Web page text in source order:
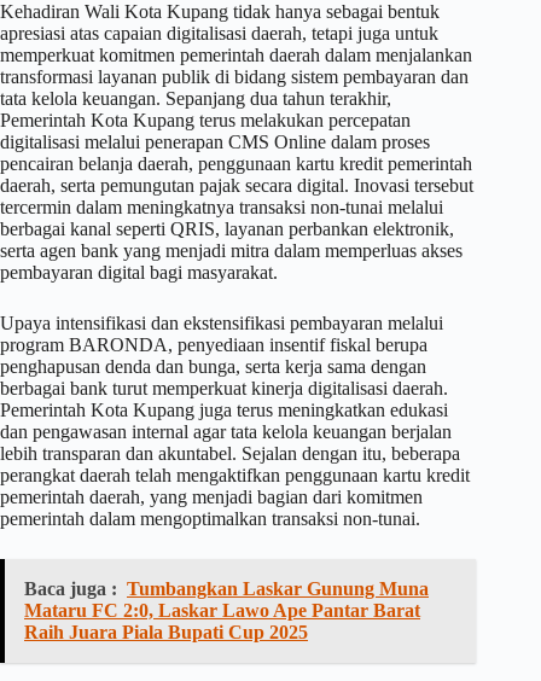
Kehadiran Wali Kota Kupang tidak hanya sebagai bentuk
apresiasi atas capaian digitalisasi daerah, tetapi juga untuk
memperkuat komitmen pemerintah daerah dalam menjalankan
transformasi layanan publik di bidang sistem pembayaran dan
tata kelola keuangan. Sepanjang dua tahun terakhir,
Pemerintah Kota Kupang terus melakukan percepatan
digitalisasi melalui penerapan CMS Online dalam proses
pencairan belanja daerah, penggunaan kartu kredit pemerintah
daerah, serta pemungutan pajak secara digital. Inovasi tersebut
tercermin dalam meningkatnya transaksi non-tunai melalui
berbagai kanal seperti QRIS, layanan perbankan elektronik,
serta agen bank yang menjadi mitra dalam memperluas akses
pembayaran digital bagi masyarakat.
Upaya intensifikasi dan ekstensifikasi pembayaran melalui
program BARONDA, penyediaan insentif fiskal berupa
penghapusan denda dan bunga, serta kerja sama dengan
berbagai bank turut memperkuat kinerja digitalisasi daerah.
Pemerintah Kota Kupang juga terus meningkatkan edukasi
dan pengawasan internal agar tata kelola keuangan berjalan
lebih transparan dan akuntabel. Sejalan dengan itu, beberapa
perangkat daerah telah mengaktifkan penggunaan kartu kredit
pemerintah daerah, yang menjadi bagian dari komitmen
pemerintah dalam mengoptimalkan transaksi non-tunai.
Baca juga : Tumbangkan Laskar Gunung Muna
Mataru FC 2:0, Laskar Lawo Ape Pantar Barat
Raih Juara Piala Bupati Cup 2025